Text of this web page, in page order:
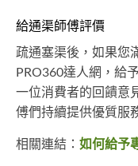
給通渠師傅評價
疏通塞渠後，如果您
PRO360達人網，給
一位消費者的回饋意
傅們持續提供優質服
相關連結： 如何給予